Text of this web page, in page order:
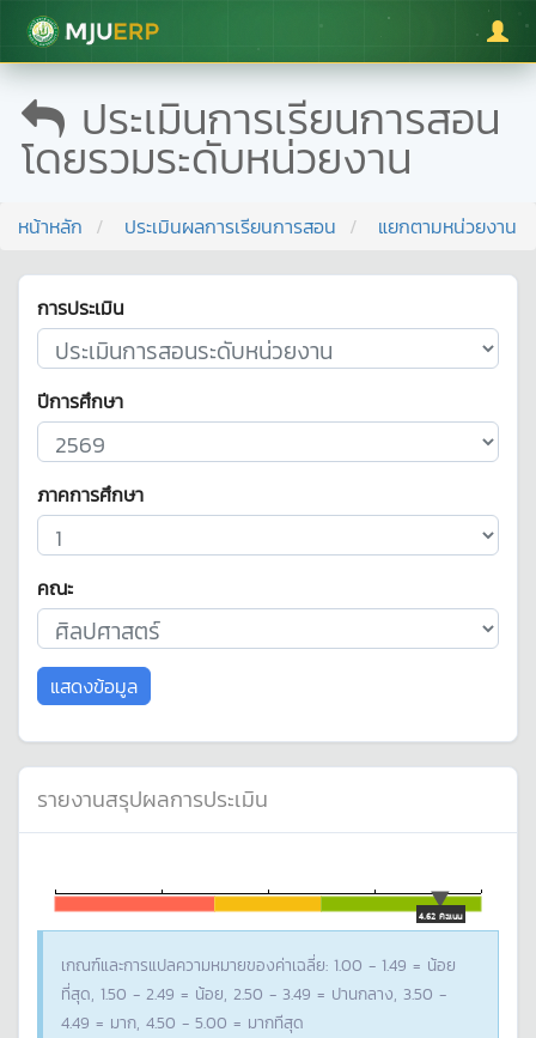
มหาวิทยาลัยแม่โจ้
ประเมินการเรียนการสอน
โดยรวมระดับหน่วยงาน
หน้าหลัก ประเมินผลการเรียนการสอน แยกตามหน่วยงาน
การประเมิน
ปีการศึกษา
ภาคการศึกษา
คณะ
แสดงข้อมูล
รายงานสรุปผลการประเมิน
4.62 คะแนน
เกณฑ์และการแปลความหมายของค่าเฉลี่ย: 1.00 - 1.49 = น้อย
ที่สุด, 1.50 - 2.49 = น้อย, 2.50 - 3.49 = ปานกลาง, 3.50 -
4.49 = มาก, 4.50 - 5.00 = มากทีสุด